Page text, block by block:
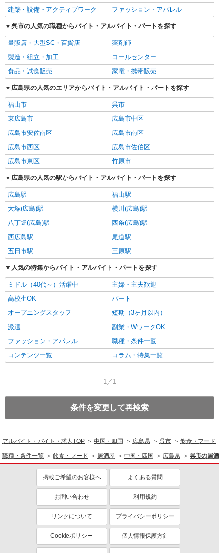
建築・設備・アクティブワーク
ファッション・アパレル
呉市の人気の職種からバイト・アルバイト・パートを探す
量販店・大型SC・百貨店
薬剤師
製造・組立・加工
コールセンター
食品・試食販売
家電・携帯販売
広島県の人気のエリアからバイト・アルバイト・パートを探す
福山市
呉市
東広島市
広島市中区
広島市安佐南区
広島市南区
広島市西区
広島市佐伯区
広島市東区
竹原市
広島県の人気の駅からバイト・アルバイト・パートを探す
広島駅
福山駅
大塚(広島)駅
横川(広島)駅
八丁堀(広島)駅
西条(広島)駅
西広島駅
尾道駅
五日市駅
三原駅
人気の特集からバイト・アルバイト・パートを探す
ミドル（40代～）活躍中
主婦・主夫歓迎
高校生OK
パート
オープニングスタッフ
短期（3ヶ月以内）
派遣
副業・WワークOK
ファッション・アパレル
職種・条件一覧
コンテンツ一覧
コラム・特集一覧
1／1
条件を変更して再検索
アルバイト・バイト・求人TOP 中国・四国 広島県 呉市 飲食・フード
職種・条件一覧 飲食・フード 居酒屋 中国・四国 広島県 呉市の居
掲載ご希望のお客様へ よくある質問
お問い合わせ 利用規約
リンクについて プライバシーポリシー
Cookieポリシー 個人情報保護方針